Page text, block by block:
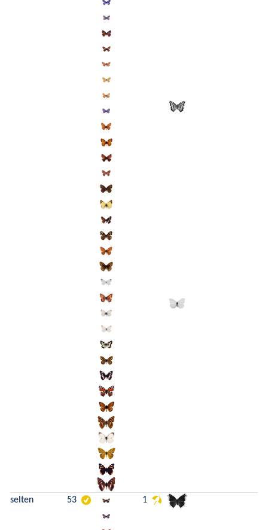
selten 53 1